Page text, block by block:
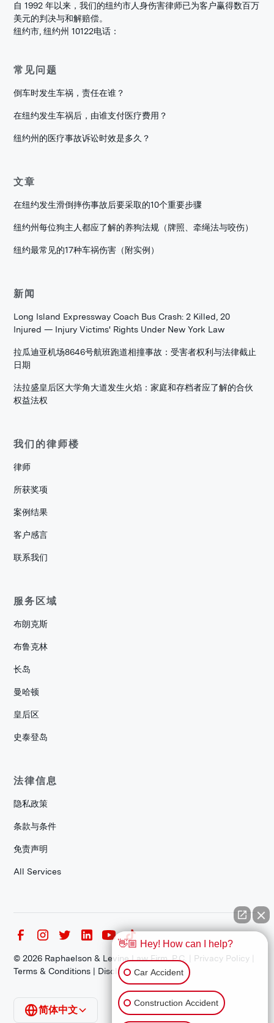
自 1992 年以来，我们的纽约市人身伤害律师已为客户赢得数百万
美元的判决与和解赔偿。
纽约市, 纽约州 10122电话：
常见问题
倒车时发生车祸，责任在谁？
在纽约发生车祸后，由谁支付医疗费用？
纽约州的医疗事故诉讼时效是多久？
文章
在纽约发生滑倒摔伤事故后要采取的10个重要步骤
纽约州每位狗主人都应了解的养狗法规（牌照、牵绳法与咬伤）
纽约最常见的17种车祸伤害（附实例）
新闻
Long Island Expressway Coach Bus Crash: 2 Killed, 20
Injured — Injury Victims' Rights Under New York Law
拉瓜迪亚机场8646号航班跑道相撞事故：受害者权利与法律截止
日期
法拉盛皇后区大学角大道发生火焰：家庭和存档者应了解的合伙
权益法权
我们的律师楼
律师
所获奖项
案例结果
客户感言
联系我们
服务区域
布朗克斯
布鲁克林
长岛
曼哈顿
皇后区
史泰登岛
法律信息
隐私政策
条款与条件
免责声明
All Services
©2026 Raphaelson & Levine Law Firm, P.C. | Privacy Policy
Terms & Conditions | Disclaimer
简体中文
👋🏼 Hey! How can I help?
Car Accident
Construction Accident